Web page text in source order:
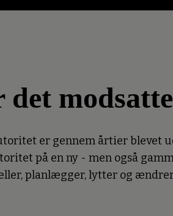
er gennem årtier blevet
på en ny - men også
planlægger, lytter og